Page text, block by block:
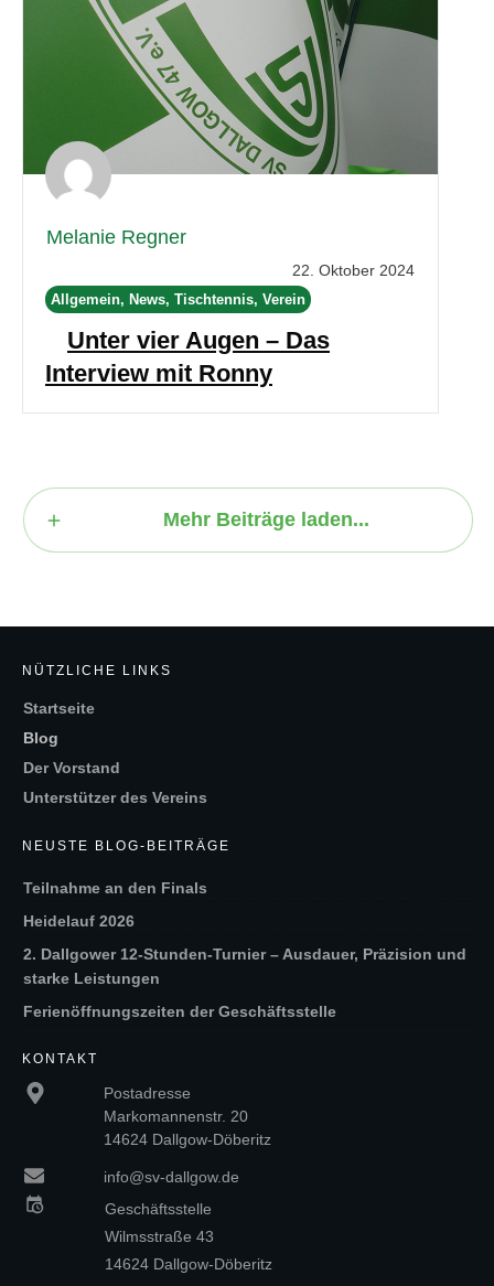
Melanie Regner
22. Oktober 2024
Allgemein, News, Tischtennis, Verein
Unter vier Augen – Das
Interview mit Ronny
Mehr Beiträge laden...
NÜTZLICHE LINKS
Startseite
Blog
Der Vorstand
Unterstützer des Vereins
NEUSTE BLOG-BEITRÄGE
Teilnahme an den Finals
Heidelauf 2026
2. Dallgower 12-Stunden-Turnier – Ausdauer, Präzision und
starke Leistungen
Ferienöffnungszeiten der Geschäftsstelle
KONTAKT
Postadresse
Markomannenstr. 20
14624 Dallgow-Döberitz
info@sv-dallgow.de
Geschäftsstelle
Wilmsstraße 43
14624 Dallgow-Döberitz